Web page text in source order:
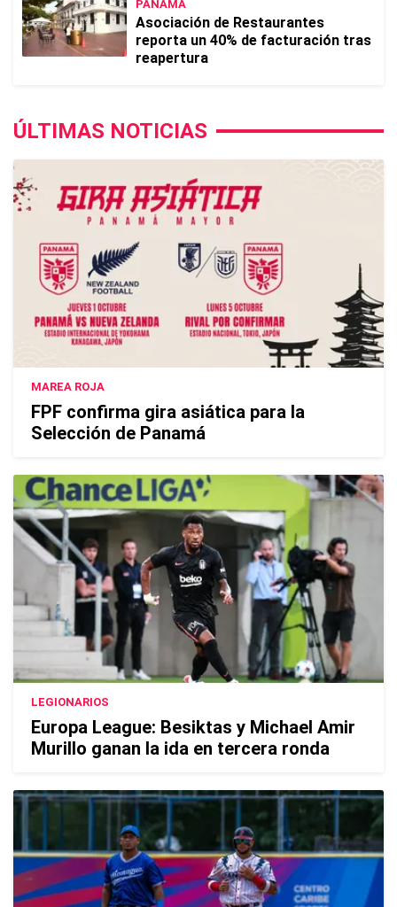
PANAMÁ
Asociación de Restaurantes
reporta un 40% de facturación tras
reapertura
ÚLTIMAS NOTICIAS
MAREA ROJA
FPF confirma gira asiática para la
Selección de Panamá
LEGIONARIOS
Europa League: Besiktas y Michael Amir
Murillo ganan la ida en tercera ronda